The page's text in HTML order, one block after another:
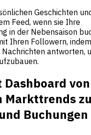
Geschichten
Feed, wenn sie Ihre
in der Nebensaison
Ihren Followern,
antworten,
Dashboard
Markttrends zu
Buchungen